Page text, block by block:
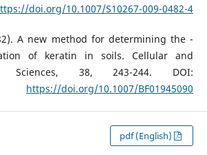
doi.org/10.1007/S10267-009-0482-4
A new method for determining the
of keratin in soils. Cellular and
Sciences, 38, 243-244. DOI:
https://doi.org/10.1007/BF01945090